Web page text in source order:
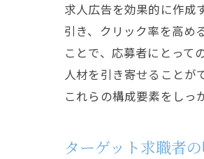
求人広告を効果的に作成
引き、クリック率を高め
ことで、応募者にとって
人材を引き寄せることが
これらの構成要素をしっ
ターゲット求職者